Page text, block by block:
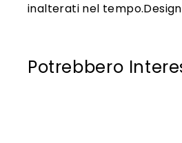
inalterati nel
Potrebbero